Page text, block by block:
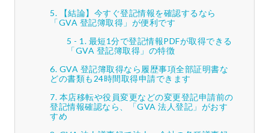
【結論】今すぐ登記情報を確認するなら
「GVA 登記簿取得」が便利です
最短1分で登記情報PDFが取得できる
「GVA 登記簿取得」の特徴
GVA 登記簿取得なら履歴事項全部証明書な
どの書類も24時間取得申請できます
本店移転や役員変更などの変更登記申請前の
登記情報確認なら、「GVA 法人登記」がおす
すめ